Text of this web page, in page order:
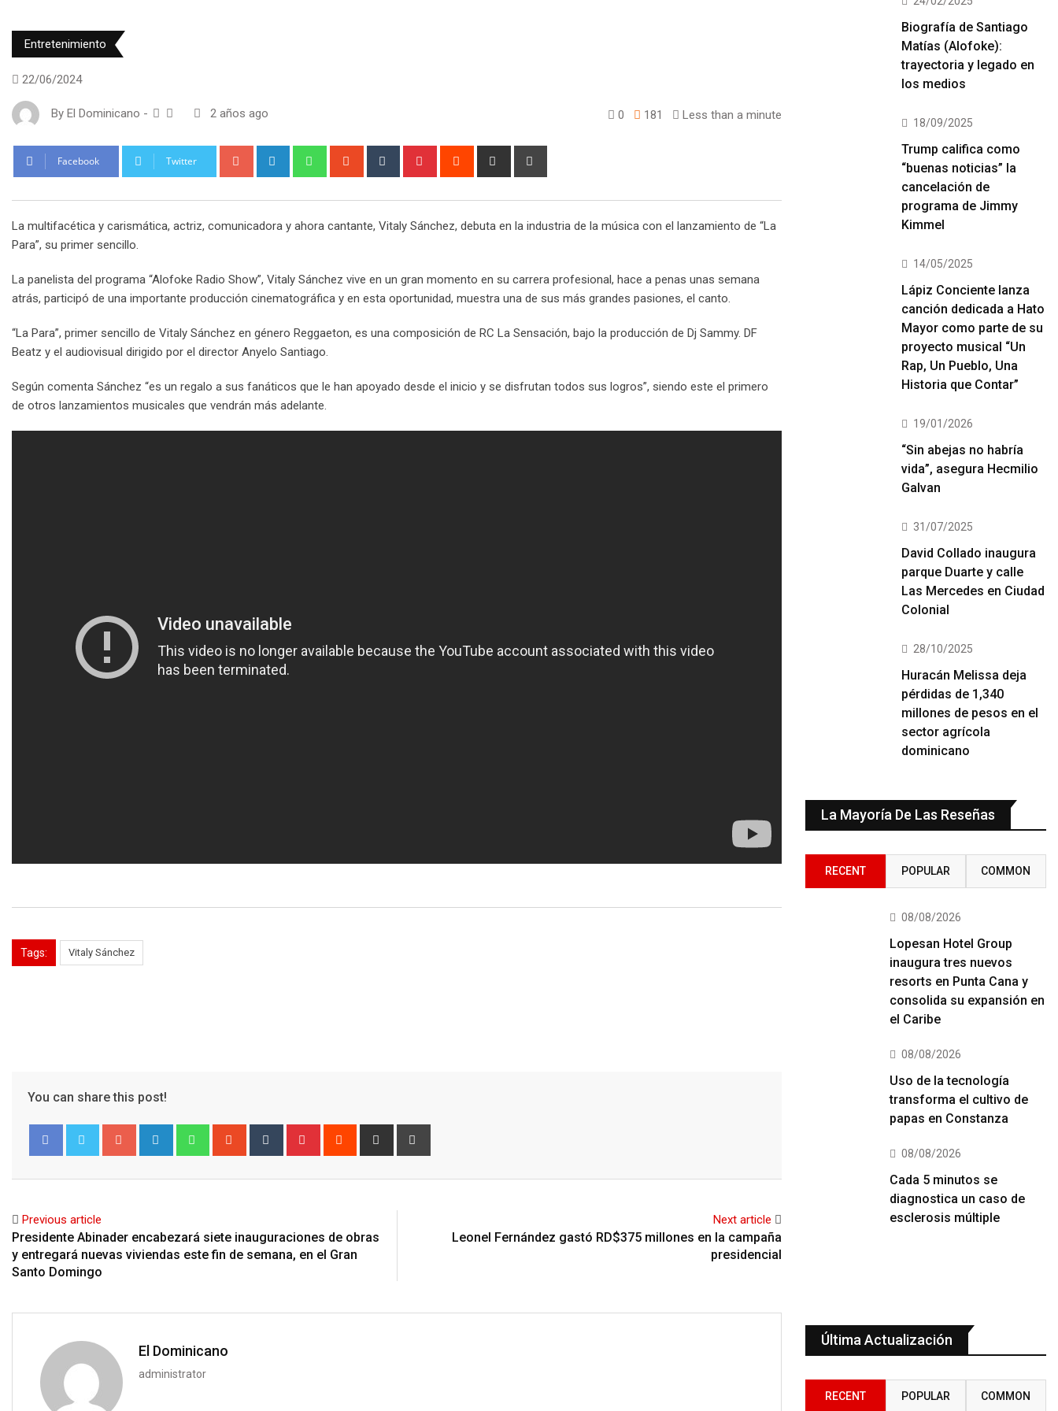
Entretenimiento
22/06/2024
By El Dominicano - 2 años ago 0 181 Less than a minute
Facebook Twitter Google+ LinkedIn WhatsappStumbleUpon
Tumblr Pinterest Reddit
Share
La multifacética y carismática, actriz, comunicadora y ahora cantante, Vitaly Sánchez, debuta en la industria de la música con el lanzamiento de “La
Para”, su primer sencillo.
La panelista del programa “Alofoke Radio Show”, Vitaly Sánchez vive en un gran momento en su carrera profesional, hace a penas unas semana
atrás, participó de una importante producción cinematográfica y en esta oportunidad, muestra una de sus más grandes pasiones, el canto.
“La Para”, primer sencillo de Vitaly Sánchez en género Reggaeton, es una composición de RC La Sensación, bajo la producción de Dj Sammy. DF
Beatz y el audiovisual dirigido por el director Anyelo Santiago.
Según comenta Sánchez “es un regalo a sus fanáticos que le han apoyado desde el inicio y se disfrutan todos sus logros”, siendo este el primero
de otros lanzamientos musicales que vendrán más adelante.
Tags: Vitaly Sánchez
You can share this post!
Google+ LinkedIn WhatsappStumbleUpon
Tumblr Pinterest Reddit
Share
Previous article
Presidente Abinader encabezará siete inauguraciones de obras
y entregará nuevas viviendas este fin de semana, en el Gran
Santo Domingo
Next article
Leonel Fernández gastó RD$375 millones en la campaña
presidencial
El Dominicano
administrator
Biografía de Santiago
Matías (Alofoke):
trayectoria y legado en
los medios
18/09/2025
Trump califica como
“buenas noticias” la
cancelación de
programa de Jimmy
Kimmel
14/05/2025
Lápiz Conciente lanza
canción dedicada a Hato
Mayor como parte de su
proyecto musical “Un
Rap, Un Pueblo, Una
Historia que Contar”
19/01/2026
“Sin abejas no habría
vida”, asegura Hecmilio
Galvan
31/07/2025
David Collado inaugura
parque Duarte y calle
Las Mercedes en Ciudad
Colonial
28/10/2025
Huracán Melissa deja
pérdidas de 1,340
millones de pesos en el
sector agrícola
dominicano
La Mayoría De Las Reseñas
RECENT POPULAR COMMON
08/08/2026
Lopesan Hotel Group
inaugura tres nuevos
resorts en Punta Cana y
consolida su expansión en
el Caribe
08/08/2026
Uso de la tecnología
transforma el cultivo de
papas en Constanza
08/08/2026
Cada 5 minutos se
diagnostica un caso de
esclerosis múltiple
Última Actualización
RECENT POPULAR COMMON